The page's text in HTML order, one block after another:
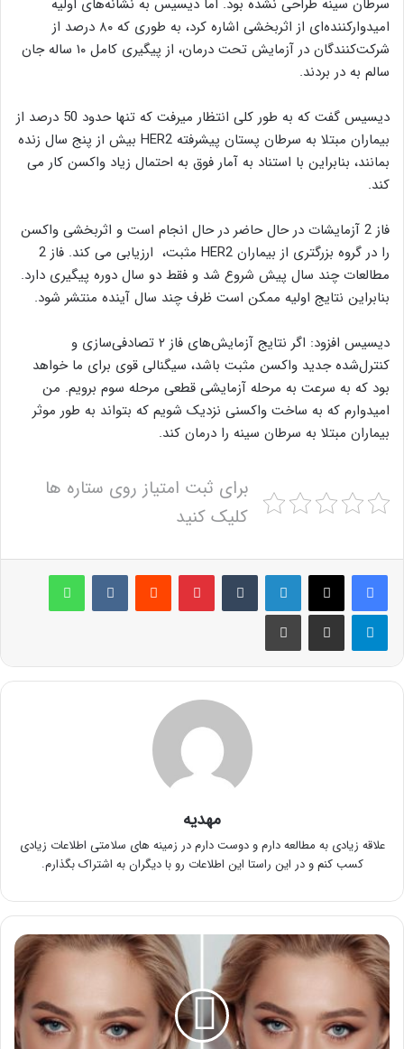
امیدوارکننده‌ای از اثربخشی اشاره کرد، به طوری که ۸۰ درصد از
شرکت‌کنندگان در آزمایش تحت درمان، از پیگیری کامل ۱۰ ساله جان
سالم به در بردند.
دیسیس گفت که به طور کلی انتظار میرفت که تنها حدود 50 درصد از
بیماران مبتلا به سرطان پستان پیشرفته HER2 بیش از پنج سال زنده
بمانند، بنابراین با استناد به آمار فوق به احتمال زیاد واکسن کار می
کند.
فاز 2 آزمایشات در حال حاضر در حال انجام است و اثربخشی واکسن
را در گروه بزرگتری از بیماران HER2 مثبت، ارزیابی می کند. فاز 2
مطالعات چند سال پیش شروع شد و فقط دو سال دوره پیگیری دارد.
بنابراین نتایج اولیه ممکن است ظرف چند سال آینده منتشر شود.
دیسیس افزود: اگر نتایج آزمایش‌های فاز ۲ تصادفی‌سازی و
کنترل‌شده جدید واکسن مثبت باشد، سیگنالی قوی برای ما خواهد
بود که به سرعت به مرحله آزمایشی قطعی مرحله سوم برویم. من
امیدوارم که به ساخت واکسنی نزدیک شویم که بتواند به طور موثر
بیماران مبتلا به سرطان سینه را درمان کند.
برای ثبت امتیاز روی ستاره ها
کلیک کنید
لینکدین ‫تامبلر پینترست‫رددیت ‫VKontakteواتس آپ
تلگرام اشتراک گذاری از طریق ایمیل چاپ
مهدیه
علاقه زیادی به مطالعه دارم و دوست دارم در زمینه های سلامتی اطلاعات زیادی
کسب کنم و در این راستا این اطلاعات رو با دیگران به اشتراک بگذارم.
برای
لاغر
شدن
صورت
چه
کنیم؟